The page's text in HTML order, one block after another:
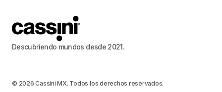
Descubriendo mundos desde 2021.
© 2026 Cassini MX. Todos los derechos reservados.